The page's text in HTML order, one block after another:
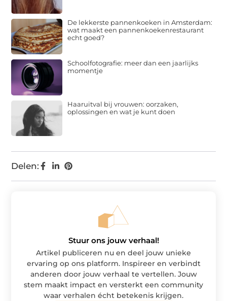
Delen:
De lekkerste pannenkoeken in Amsterdam:
wat maakt een pannenkoekenrestaurant
echt goed?
Schoolfotografie: meer dan een jaarlijks
momentje
Haaruitval bij vrouwen: oorzaken,
oplossingen en wat je kunt doen
Stuur ons jouw verhaal!
Artikel publiceren nu en deel jouw unieke
ervaring op ons platform. Inspireer en verbindt
anderen door jouw verhaal te vertellen. Jouw
stem maakt impact en versterkt een community
waar verhalen écht betekenis krijgen.